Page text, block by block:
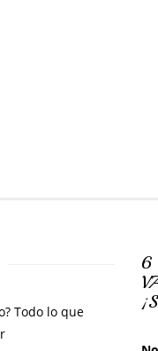
Todo lo que
6